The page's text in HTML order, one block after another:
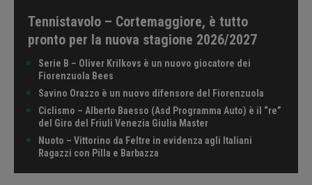
Tennistavolo – Cortemaggiore, è tutto
pronto per la nuova stagione 2026/2027
Serie B – Oliver Krilkovs è un nuovo giocatore dei
Fiorenzuola Bees
Savino Orazzo è un nuovo difensore del Fiorenzuola
Ciclismo – Alberto Baesso (Asd Programma Auto) è il “re”
del Giro del Friuli Venezia Giulia Master
Nuoto – Vittorino da Feltre in evidenza agli Italiani
Ragazzi con Pilla e Barbazza